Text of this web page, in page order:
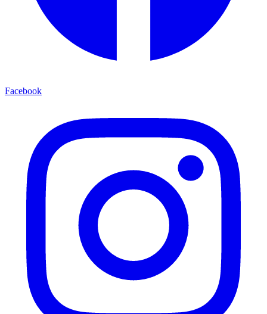
Facebook